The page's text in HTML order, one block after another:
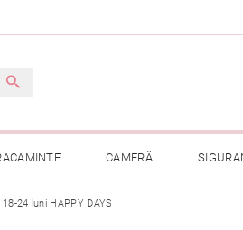
CAMERĂ
PRELUCRAREA DATELOR CU CARACTER
24 luni HAPPY DAYS